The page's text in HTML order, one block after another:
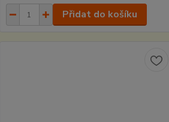
Přidat do košíku